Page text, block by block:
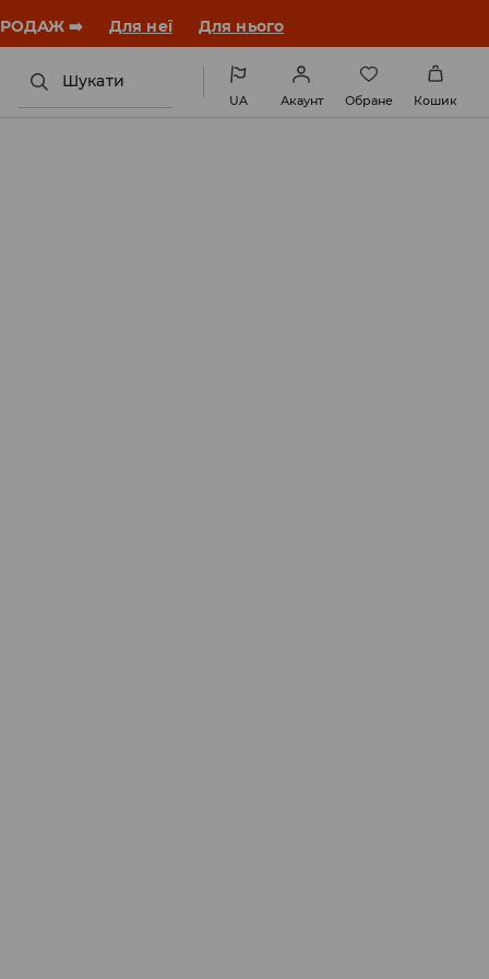
ЗАВАНТАЖИТИ ДОДАТОК
Шукати
UA Акаунт Обране Кошик